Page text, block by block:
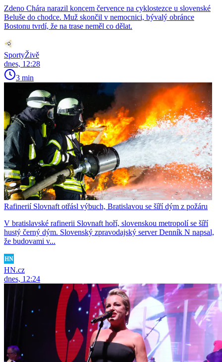
Zdeno Chára narazil koncem července na cyklostezce u slovenské
Beluše do chodce. Muž skončil v nemocnici, bývalý obránce
Bostonu tvrdí, že na trase neměl co dělat.
SportyŽivě
dnes, 12:28
3 min
Rafinerií Slovnaft otřásl výbuch, Bratislavou se šíří dým z požáru
V bratislavské rafinerii Slovnaft hoří, slovenskou metropolí se šíří
hustý černý dým. Slovenský zpravodajský server Denník N napsal,
že budovami v...
HN.cz
dnes, 12:24